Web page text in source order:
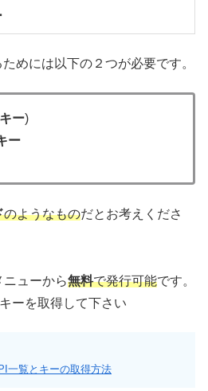
めには以下の２つが必要です。
ー)
ー
のようなものだとお考えくださ
ューから無料で発行可能です。
ーを取得して下さい
一覧とキーの取得方法